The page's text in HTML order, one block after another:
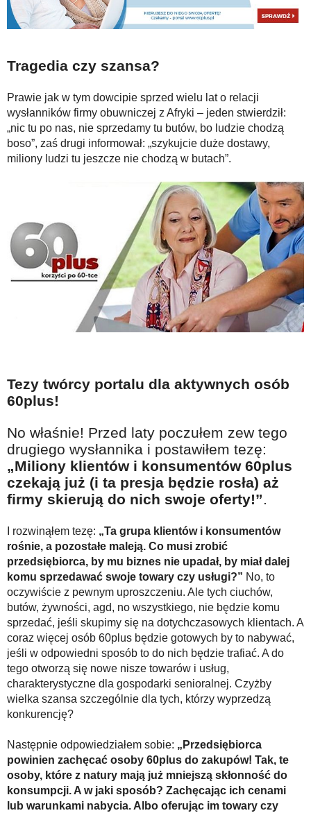
Tragedia czy szansa?
Prawie jak w tym dowcipie sprzed wielu lat o relacji
wysłanników firmy obuwniczej z Afryki – jeden stwierdził:
„nic tu po nas, nie sprzedamy tu butów, bo ludzie chodzą
boso”, zaś drugi informował: „szykujcie duże dostawy,
miliony ludzi tu jeszcze nie chodzą w butach”.
Tezy twórcy portalu dla aktywnych osób
60plus!
No właśnie! Przed laty poczułem zew tego
drugiego wysłannika i postawiłem tezę:
„Miliony klientów i konsumentów 60plus
czekają już (i ta presja będzie rosła) aż
firmy skierują do nich swoje oferty!”.
I rozwinąłem tezę: „Ta grupa klientów i konsumentów
rośnie, a pozostałe maleją. Co musi zrobić
przedsiębiorca, by mu biznes nie upadał, by miał dalej
komu sprzedawać swoje towary czy usługi?” No, to
oczywiście z pewnym uproszczeniu. Ale tych ciuchów,
butów, żywności, agd, no wszystkiego, nie będzie komu
sprzedać, jeśli skupimy się na dotychczasowych klientach. A
coraz więcej osób 60plus będzie gotowych by to nabywać,
jeśli w odpowiedni sposób to do nich będzie trafiać. A do
tego otworzą się nowe nisze towarów i usług,
charakterystyczne dla gospodarki senioralnej. Czyżby
wielka szansa szczególnie dla tych, którzy wyprzedzą
konkurencję?
Następnie odpowiedziałem sobie: „Przedsiębiorca
powinien zachęcać osoby 60plus do zakupów! Tak, te
osoby, które z natury mają już mniejszą skłonność do
konsumpcji. A w jaki sposób? Zachęcając ich cenami
lub warunkami nabycia. Albo oferując im towary czy